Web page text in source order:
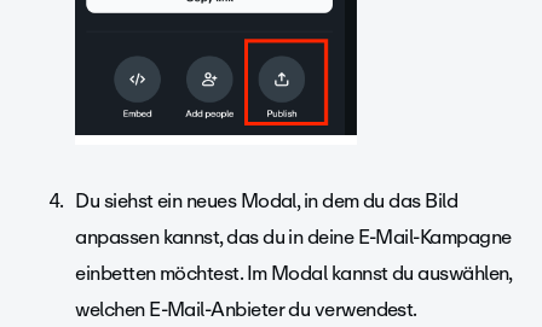
Du siehst ein neues Modal, in dem du das Bild
anpassen kannst, das du in deine E-Mail-Kampagne
einbetten möchtest. Im Modal kannst du auswählen,
welchen E-Mail-Anbieter du verwendest.